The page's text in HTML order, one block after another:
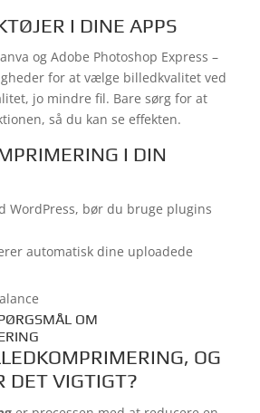
I DINE APPS
og Adobe Photoshop Express –
for at vælge billedkvalitet ved
jo mindre fil. Bare sørg for at
så du kan se effekten.
I DIN
WordPress, bør du bruge plugins
automatisk dine uploadede
OM
OG
DET VIGTIGT?